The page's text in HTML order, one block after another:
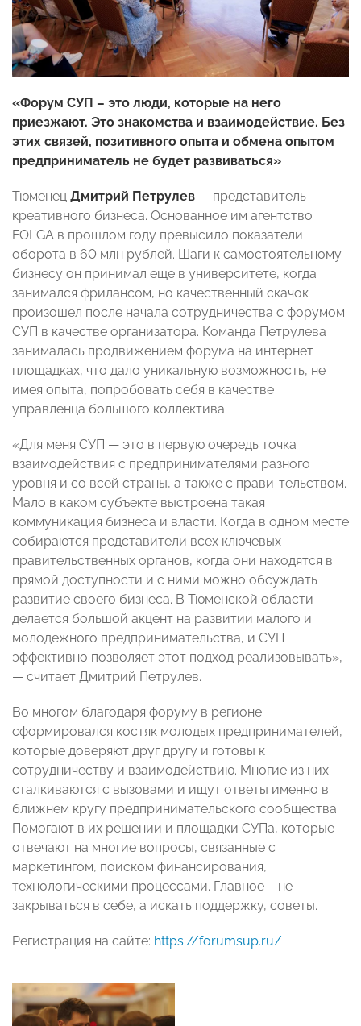
«Форум СУП – это люди, которые на него
приезжают. Это знакомства и взаимодействие. Без
этих связей, позитивного опыта и обмена опытом
предприниматель не будет развиваться»
Тюменец Дмитрий Петрулев — представитель
креативного бизнеса. Основанное им агентство
FOL’GA в прошлом году превысило показатели
оборота в 60 млн рублей. Шаги к самостоятельному
бизнесу он принимал еще в университете, когда
занимался фрилансом, но качественный скачок
произошел после начала сотрудничества с форумом
СУП в качестве организатора. Команда Петрулева
занималась продвижением форума на интернет
площадках, что дало уникальную возможность, не
имея опыта, попробовать себя в качестве
управленца большого коллектива.
«Для меня СУП — это в первую очередь точка
взаимодействия с предпринимателями разного
уровня и со всей страны, а также с прави-тельством.
Мало в каком субъекте выстроена такая
коммуникация бизнеса и власти. Когда в одном месте
собираются представители всех ключевых
правительственных органов, когда они находятся в
прямой доступности и с ними можно обсуждать
развитие своего бизнеса. В Тюменской области
делается большой акцент на развитии малого и
молодежного предпринимательства, и СУП
эффективно позволяет этот подход реализовывать»,
— считает Дмитрий Петрулев.
Во многом благодаря форуму в регионе
сформировался костяк молодых предпринимателей,
которые доверяют друг другу и готовы к
сотрудничеству и взаимодействию. Многие из них
сталкиваются с вызовами и ищут ответы именно в
ближнем кругу предпринимательского сообщества.
Помогают в их решении и площадки СУПа, которые
отвечают на многие вопросы, связанные с
маркетингом, поиском финансирования,
технологическими процессами. Главное – не
закрываться в себе, а искать поддержку, советы.
Регистрация на сайте: https://forumsup.ru/